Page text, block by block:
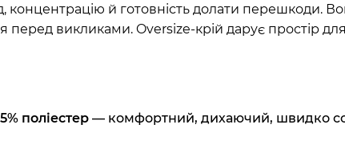
й готовність долати перешкоди.
перед викликами. Oversize-крій дарує простір
поліестер — комфортний, дихаючий, швидко